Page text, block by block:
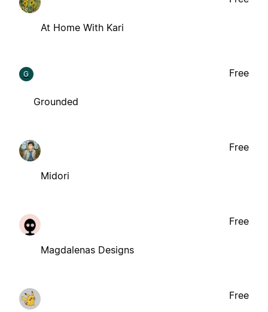
At Home With Kari
G
Grounded
Free
Midori
Free
Magdalenas Designs
Free
Free